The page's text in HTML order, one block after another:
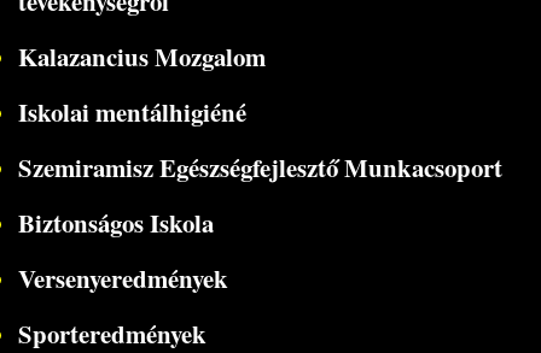
Kalazancius Mozgalom
Iskolai mentálhigiéné
Szemiramisz Egészségfejlesztő Munkacsoport
Biztonságos Iskola
Versenyeredmények
Sporteredmények